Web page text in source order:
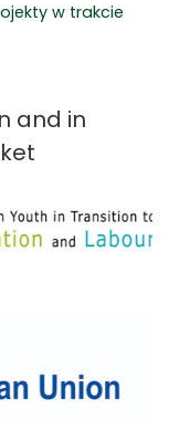
w trakcie
and in